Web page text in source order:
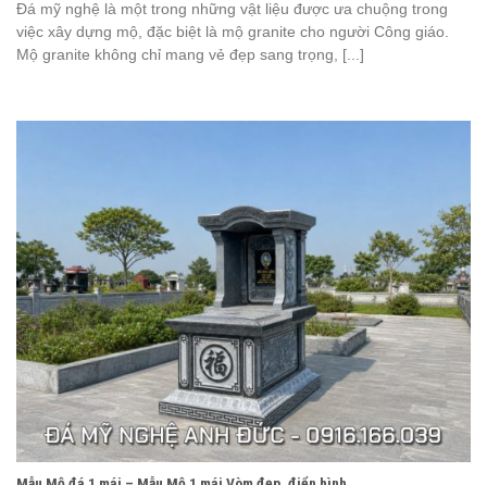
Đá mỹ nghệ là một trong những vật liệu được ưa chuộng trong
việc xây dựng mộ, đặc biệt là mộ granite cho người Công giáo.
Mộ granite không chỉ mang vẻ đẹp sang trọng, [...]